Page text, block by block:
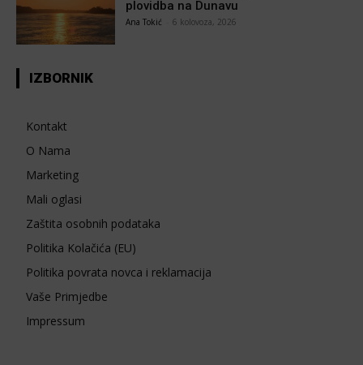
plovidba na Dunavu
Ana Tokić 6 kolovoza, 2026
IZBORNIK
Kontakt
O Nama
Marketing
Mali oglasi
Zaštita osobnih podataka
Politika Kolačića (EU)
Politika povrata novca i reklamacija
Vaše Primjedbe
Impressum